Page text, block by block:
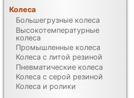
Колеса
Большегрузные колеса
Высокотемпературные
колеса
Промышленные колеса
Колеса с литой резиной
Пневматические колеса
Колеса с серой резиной
Колеса и ролики